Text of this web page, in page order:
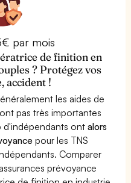
par mois
de finition en
? Protégez vos
accident !
les aides de
pas très importantes
d'indépendants ontalors
pour les TNS
Comparer
prévoyance